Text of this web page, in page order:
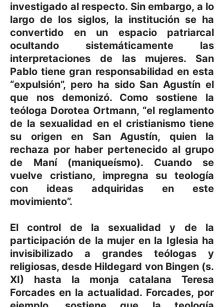
investigado al respecto. Sin embargo, a lo
largo de los siglos, la institución se ha
convertido en un espacio patriarcal
ocultando sistemáticamente las
interpretaciones de las mujeres. San
Pablo tiene gran responsabilidad en esta
“expulsión”, pero ha sido San Agustín el
que nos demonizó. Como sostiene la
teóloga Dorotea Ortmann, “el reglamento
de la sexualidad en el cristianismo tiene
su origen en San Agustín, quien la
rechaza por haber pertenecido al grupo
de Maní (maniqueísmo). Cuando se
vuelve cristiano, impregna su teología
con ideas adquiridas en este
movimiento”.
El control de la sexualidad y de la
participación de la mujer en la Iglesia ha
invisibilizado a grandes teólogas y
religiosas, desde Hildegard von Bingen (s.
XI) hasta la monja catalana Teresa
Forcades en la actualidad. Forcades, por